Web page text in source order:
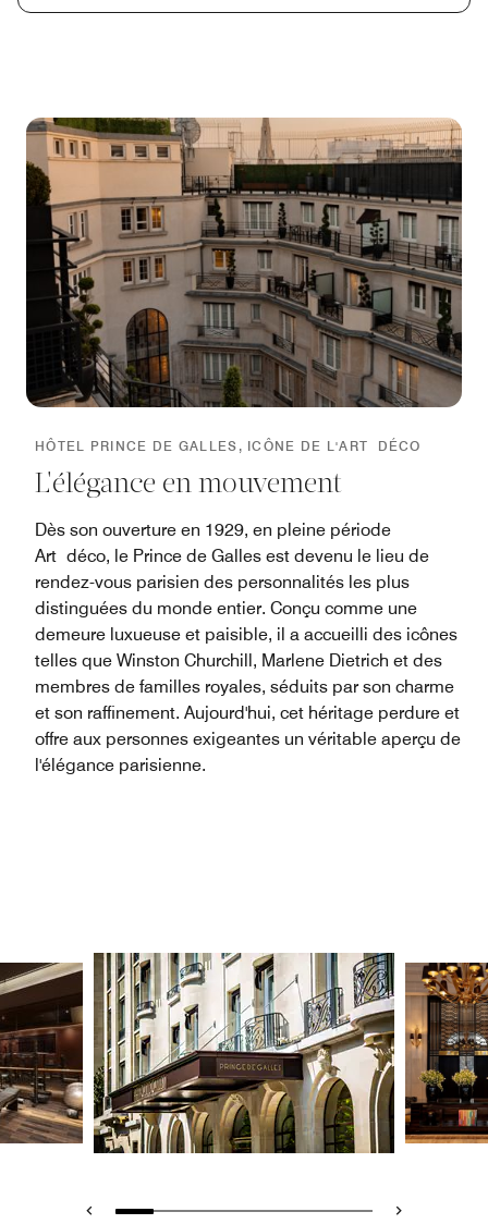
HÔTEL PRINCE DE GALLES, ICÔNE DE L'ART DÉCO
L'élégance en mouvement
Dès son ouverture en 1929, en pleine période
Art déco, le Prince de Galles est devenu le lieu de
rendez-vous parisien des personnalités les plus
distinguées du monde entier. Conçu comme une
demeure luxueuse et paisible, il a accueilli des icônes
telles que Winston Churchill, Marlene Dietrich et des
membres de familles royales, séduits par son charme
et son raffinement. Aujourd'hui, cet héritage perdure et
offre aux personnes exigeantes un véritable aperçu de
l'élégance parisienne.